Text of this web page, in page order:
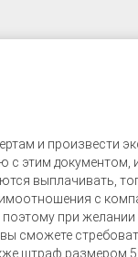
и произвести
этим документом,
выплачивать,
с
при
сможете
штраф размером